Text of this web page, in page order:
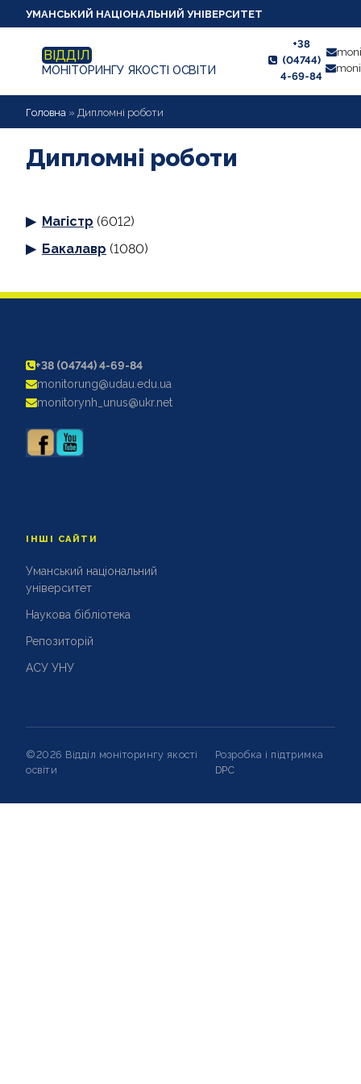
УМАНСЬКИЙ НАЦІОНАЛЬНИЙ УНІВЕРСИТЕТ
ВІДДІЛ
МОНІТОРИНГУ ЯКОСТІ ОСВІТИ
+38
(04744)
4-69-84
НОВИНИ
ПРО ВІДДІЛ
ВИКЛАДАЧУ
АНКЕТУВАННЯ
ДИПЛОМНІ РОБОТИ
АКРЕДИТАЦІЙНІ ЕКСПЕРТИЗИ
АКАДЕМІЧНА ДОБРОЧЕСНІСТЬ
Головна » Дипломні роботи
Дипломні роботи
Магістр (6012)
Бакалавр (1080)
+38 (04744) 4-69-84
monitorung@udau.edu.ua
monitorynh_unus@ukr.net
ІНШІ САЙТИ
Уманський національний
університет
Наукова бібліотека
Репозиторій
АСУ УНУ
©2026 Відділ моніторингу якості
освіти
Розробка і підтримка
DPC